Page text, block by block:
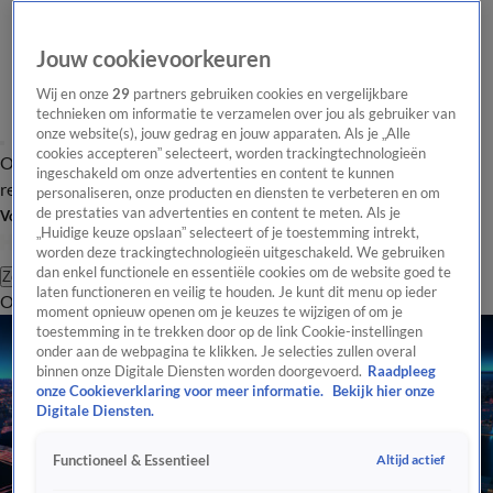
Overzicht Laatste nieuws Regionieuws Het beste van Hart
Tip de
redactie
Volg Hart van Nederland
Zoeken
OverzichtRegioUitzendingenWeerTip de redactiePanelVideo's
Jouw cookievoorkeuren
Wij en onze29 partners gebruiken cookies en vergelijkbare
technieken om informatie te verzamelen over jou als gebruiker van
onze website(s), jouw gedrag en jouw apparaten. Als je „Alle
cookies accepteren” selecteert, worden trackingtechnologieën
ingeschakeld om onze advertenties en content te kunnen
personaliseren, onze producten en diensten te verbeteren en om
de prestaties van advertenties en content te meten. Als je
„Huidige keuze opslaan” selecteert of je toestemming intrekt,
worden deze trackingtechnologieën uitgeschakeld. We gebruiken
dan enkel functionele en essentiële cookies om de website goed te
laten functioneren en veilig te houden. Je kunt dit menu op ieder
moment opnieuw openen om je keuzes te wijzigen of om je
toestemming in te trekken door op de link Cookie-instellingen
onder aan de webpagina te klikken. Je selecties zullen overal
binnen onze Digitale Diensten worden doorgevoerd. Raadpleeg
onze Cookieverklaring voor meer informatie.
Bekijk hier onze
Digitale Diensten.
Functioneel & Essentieel Altijd actief